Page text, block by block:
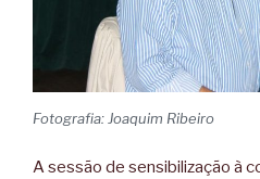
Fotografia: Joaquim Ribeiro
A sessão de sensibilização à